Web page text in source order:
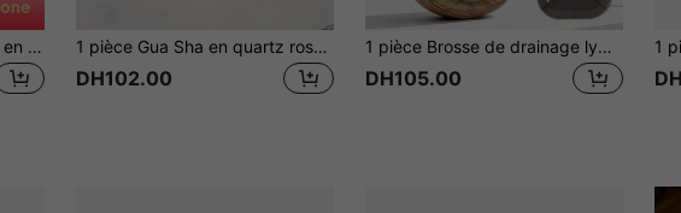
1 pièce Plaque de Gua Sha en quartz rose naturel, en forme de cœur rose, outil de massage SPA, détente corporelle portable, convient aux hommes et aux femmes, cadeau de beauté et de soins de la peau, SPA, soins personnels, outil de soins de la peau, soin du visage, fournitures pour esthéticienne, massage, outil de massage du visage, rouleau facial 1 pièce Gua Sha en quartz rose 100% naturel en forme de cœur, outil de massage du visage, grattoir de massage du corps, outil de soins de la peau, outil de beauté
DH102.00
1 pièce Brosse de drainage lymphatique pour le visage - Masseur de brossage à sec, pour le contour du visage et le galbe de la mâchoire - Conception ergonomique pour s'adapter parfaitement à la peau et soulager la fatigue
DH105.00